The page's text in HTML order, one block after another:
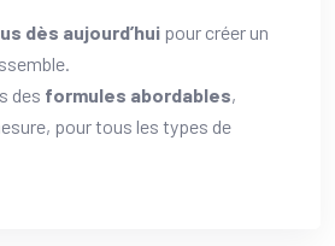
dès aujourd’hui pour créer un
des formules abordables,
pour tous les types de